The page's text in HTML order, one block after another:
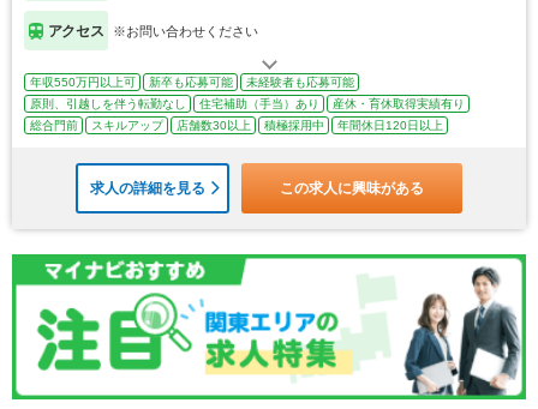
アクセス ※お問い合わせください
年収550万円以上可 新卒も応募可能
未経験者も応募可能
原則、引越しを伴う転勤なし
住宅補助（手当）あり
産休・育休取得実績有り
総合門前
スキルアップ 店舗数30以上 積極採用中 年間休日120日以上
求人の詳細を見る この求人に興味がある